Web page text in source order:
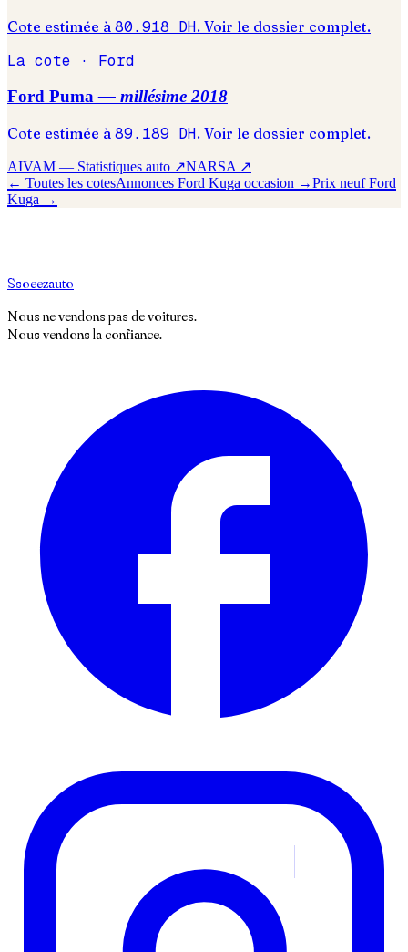
Cote estimée à 80.918 DH. Voir le dossier complet.
La cote · Ford
Ford Puma — millésime2018
Cote estimée à 89.189 DH. Voir le dossier complet.
AIVAM — Statistiques auto ↗NARSA ↗
← Toutes les cotesAnnonces Ford Kuga occasion →Prix neufFord
Kuga →
Ssoeezauto
Nous ne vendons pas de voitures.
Nous vendons la confiance.